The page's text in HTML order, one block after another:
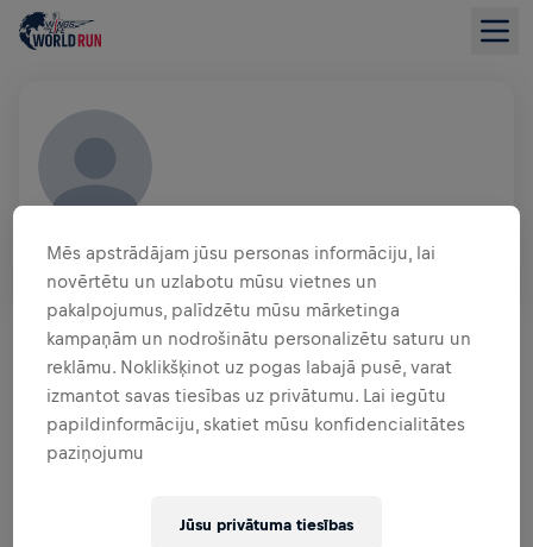
MIRIAM TOWNSEND
LĪDZEKĻU VĀKŠANAS PĀRSKATS
0,00 $ SAVĀKTI NO 0,00 $ MĒRĶIS
FUNDRAISING
tiks novirzīti mugurkaula smadzeņu izpētei.
Mēs apstrādājam jūsu personas informāciju, lai
novērtētu un uzlabotu mūsu vietnes un
pakalpojumus, palīdzētu mūsu mārketinga
kampaņām un nodrošinātu personalizētu saturu un
reklāmu. Noklikšķinot uz pogas labajā pusē, varat
izmantot savas tiesības uz privātumu. Lai iegūtu
papildinformāciju, skatiet mūsu konfidencialitātes
paziņojumu
Jūsu privātuma tiesības